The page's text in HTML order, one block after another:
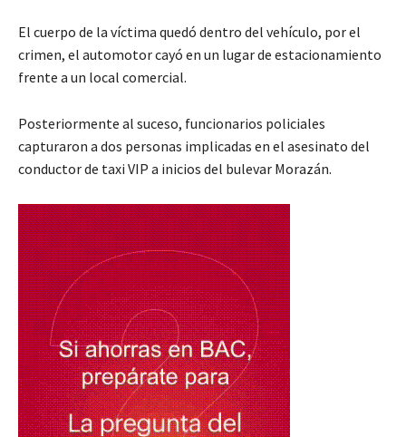
El cuerpo de la víctima quedó dentro del vehículo, por el
crimen, el automotor cayó en un lugar de estacionamiento
frente a un local comercial.
Posteriormente al suceso, funcionarios policiales
capturaron a dos personas implicadas en el asesinato del
conductor de taxi VIP a inicios del bulevar Morazán.